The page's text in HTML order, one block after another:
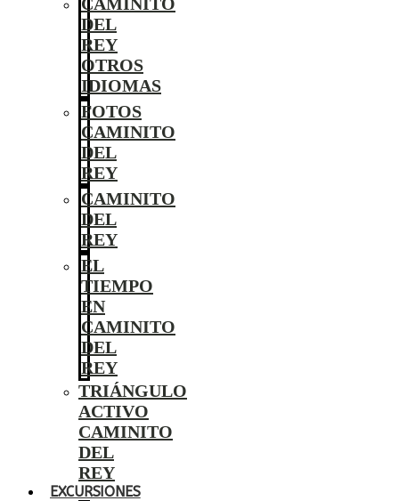
DEL
REY
OTROS
IDIOMAS
FOTOS
CAMINITO
DEL
REY
CAMINITO
DEL
REY
EL
TIEMPO
EN
CAMINITO
DEL
REY
TRIÁNGULO
ACTIVO
CAMINITO
DEL
REY
EXCURSIONES